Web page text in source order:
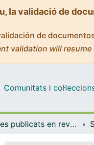
la validació de
de
validation will
Comunitats i
Articles publicats en revistes (Medicina)